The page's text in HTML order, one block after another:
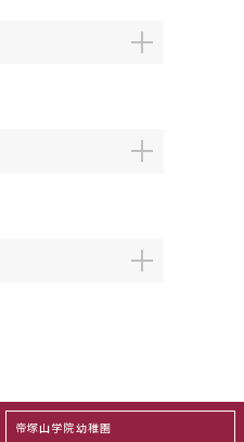
帝塚山学院幼稚園